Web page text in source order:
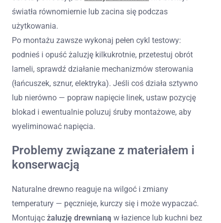
światła równomiernie lub zacina się podczas
użytkowania.
Po montażu zawsze wykonaj pełen cykl testowy:
podnieś i opuść żaluzję kilkukrotnie, przetestuj obrót
lameli, sprawdź działanie mechanizmów sterowania
(łańcuszek, sznur, elektryka). Jeśli coś działa sztywno
lub nierówno — popraw napięcie linek, ustaw pozycję
blokad i ewentualnie poluzuj śruby montażowe, aby
wyeliminować napięcia.
Problemy związane z materiałem i
konserwacją
Naturalne drewno reaguje na wilgoć i zmiany
temperatury — pęcznieje, kurczy się i może wypaczać.
Montując żaluzję drewnianą w łazience lub kuchni bez